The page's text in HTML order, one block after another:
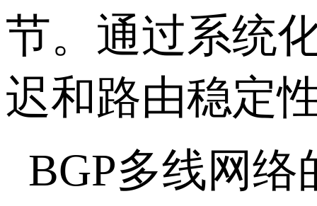
节。通过系统
迟和路由稳定
BGP多线网络